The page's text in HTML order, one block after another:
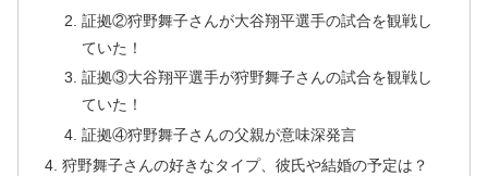
証拠②狩野舞子さんが大谷翔平選手の試合を観戦し
ていた！
証拠③大谷翔平選手が狩野舞子さんの試合を観戦し
ていた！
証拠④狩野舞子さんの父親が意味深発言
狩野舞子さんの好きなタイプ、彼氏や結婚の予定は？